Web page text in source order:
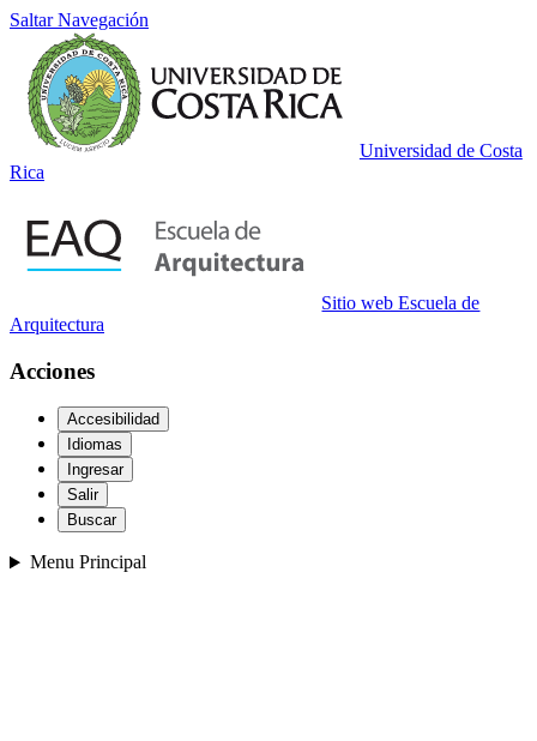
Saltar Navegación
Universidad de Costa
Rica
Sitio web Escuela de
Arquitectura
Acciones
Accesibilidad
Idiomas
Ingresar
Salir
Buscar
Menu Principal